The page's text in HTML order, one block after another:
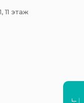
11 этаж